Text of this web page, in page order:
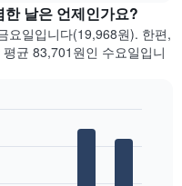
날은 언제인가요?
요일입니다(19,968원). 한편,
균 83,701원​인 수요일입니